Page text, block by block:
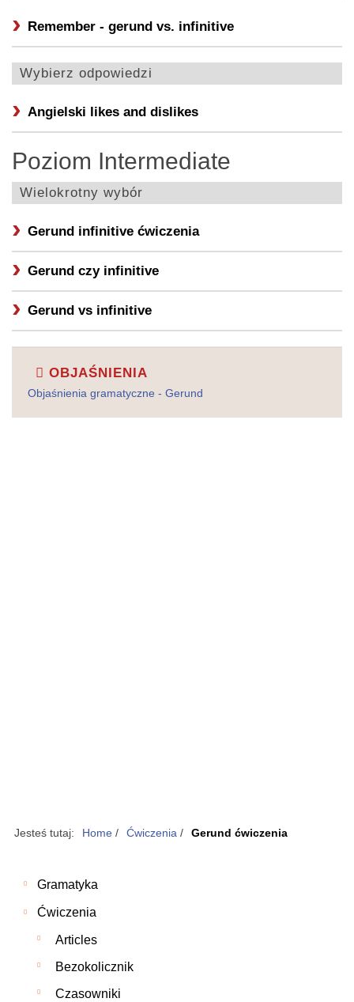
Remember - gerund vs. infinitive
Wybierz odpowiedzi
Angielski likes and dislikes
Poziom Intermediate
Wielokrotny wybór
Gerund infinitive ćwiczenia
Gerund czy infinitive
Gerund vs infinitive
OBJAŚNIENIA
Objaśnienia gramatyczne - Gerund
Jesteś tutaj: Home / Ćwiczenia / Gerund ćwiczenia
Gramatyka
Ćwiczenia
Articles
Bezokolicznik
Czasowniki